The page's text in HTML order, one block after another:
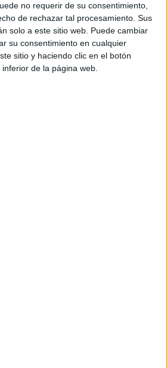
no requerir de su consentimiento,
de rechazar tal procesamiento. Sus
solo a este sitio web. Puede cambiar
su consentimiento en cualquier
sitio y haciendo clic en el botón
de la página web.
pase a cuartos de final en uno de
atractivos de los octavos.
aterriza en este compromiso con la
campeona de Europa mantiene
impecable desde la llegada